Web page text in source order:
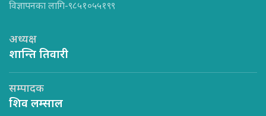
विज्ञापनका लागि-९८५१०५५१९९
अध्यक्ष
शान्ति तिवारी
सम्पादक
शिव लम्साल